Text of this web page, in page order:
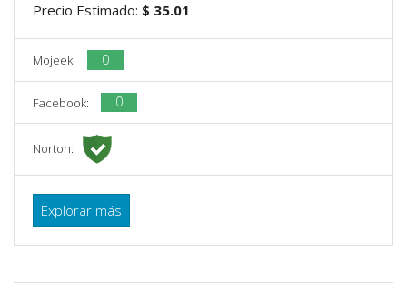
Precio Estimado: $ 35.01
Mojeek: 0
Facebook: 0
Norton:
Explorar más